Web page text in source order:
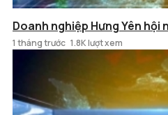
Doanh nghiệp Hưng Yên hội
1 tháng trước 1.8K lượt xem